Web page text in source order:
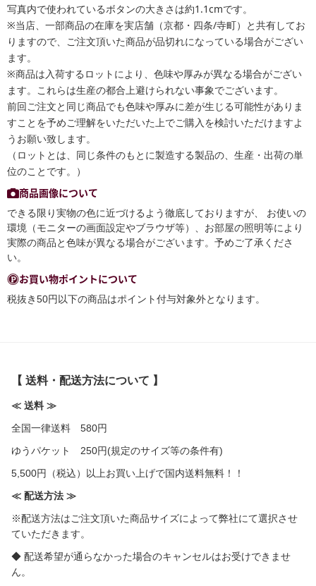
写真内で使われているボタンの大きさは約1.1cmです。
※当店、一部商品の在庫を実店舗（京都・四条/寺町）と共有してお
りますので、ご注文頂いた商品が品切れになっている場合がござい
ます。
※商品は入荷するロットにより、色味や厚みが異なる場合がござい
ます。これらは生産の都合上避けられない事象でございます。
前回ご注文と同じ商品でも色味や厚みに差が生じる可能性がありま
すことを予めご理解をいただいた上でご購入を検討いただけますよ
うお願い致します。
（ロットとは、同じ条件のもとに製造する製品の、生産・出荷の単
位のことです。）
商品画像について
できる限り実物の色に近づけるよう徹底しておりますが、 お使いの
環境（モニターの画面設定やブラウザ等）、お部屋の照明等により
実際の商品と色味が異なる場合がございます。予めご了承くださ
い。
お買い物ポイントについて
税抜き50円以下の商品はポイント付与対象外となります。
【 送料・配送方法について 】
≪ 送料 ≫
全国一律送料 580円
ゆうパケット 250円(規定のサイズ等の条件有)
5,500円（税込）以上お買い上げで国内送料無料！！
≪ 配送方法 ≫
※配送方法はご注文頂いた商品サイズによって弊社にて選択させ
ていただきます。
◆ 配送希望が通らなかった場合のキャンセルはお受けできませ
ん。